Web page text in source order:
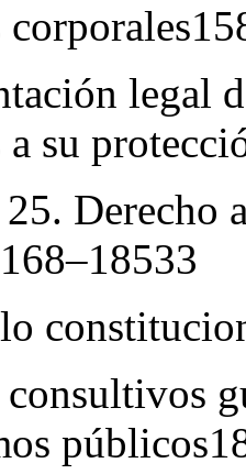
legal
su
Derecho
consultivos